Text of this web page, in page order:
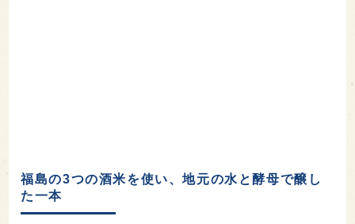
福島の3つの酒米を使い、地元の水と酵母で醸し
た一本